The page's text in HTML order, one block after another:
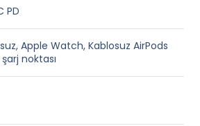
PD
Apple Watch, Kablosuz AirPods
noktası